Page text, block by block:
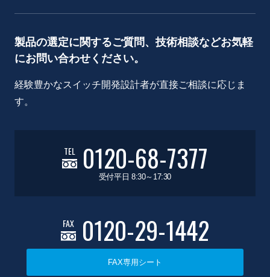
製品の選定に関するご質問、技術相談などお気軽
にお問い合わせください。
経験豊かなスイッチ開発設計者が直接ご相談に応じま
す。
TEL 0120-68-7377
受付平日 8:30～17:30
FAX 0120-29-1442
FAX専用シート